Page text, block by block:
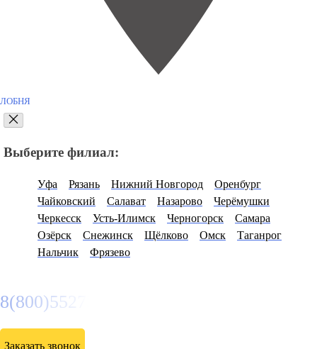
ЛОБНЯ
Выберите филиал:
Уфа Рязань Нижний Новгород
Оренбург
Чайковский
Салават Назарово
Черёмушки
Черкесск
Усть-Илимск Черногорск
Самара
Озёрск
Снежинск Щёлково Омск
Таганрог
Нальчик
Фрязево
8(800)5527584
Заказать звонок